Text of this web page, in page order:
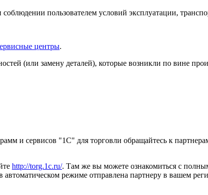
пользователем условий эксплуатации,
центры.
(или замену деталей), которые возникли по вине
и сервисов "1С" для торговли обращайтесь к
http://torg.1c.ru/. Там же вы можете ознакомиться с
автоматическом режиме отправлена партнеру в вашем